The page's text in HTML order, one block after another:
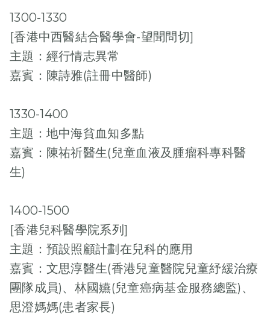
1300-1330
[香港中西醫結合醫學會-望聞問切]
主題：經行情志異常
嘉賓：陳詩雅(註冊中醫師)
1330-1400
主題：地中海貧血知多點
嘉賓：陳祐祈醫生(兒童血液及腫瘤科專科醫
生)
1400-1500
[香港兒科醫學院系列]
主題：預設照顧計劃在兒科的應用
嘉賓：文思淳醫生(香港兒童醫院兒童紓緩治療
團隊成員)、林國嬿(兒童癌病基金服務總監)、
思澄媽媽(患者家長)
【媒體報
導】《杏林
在線》專
訪：不可或